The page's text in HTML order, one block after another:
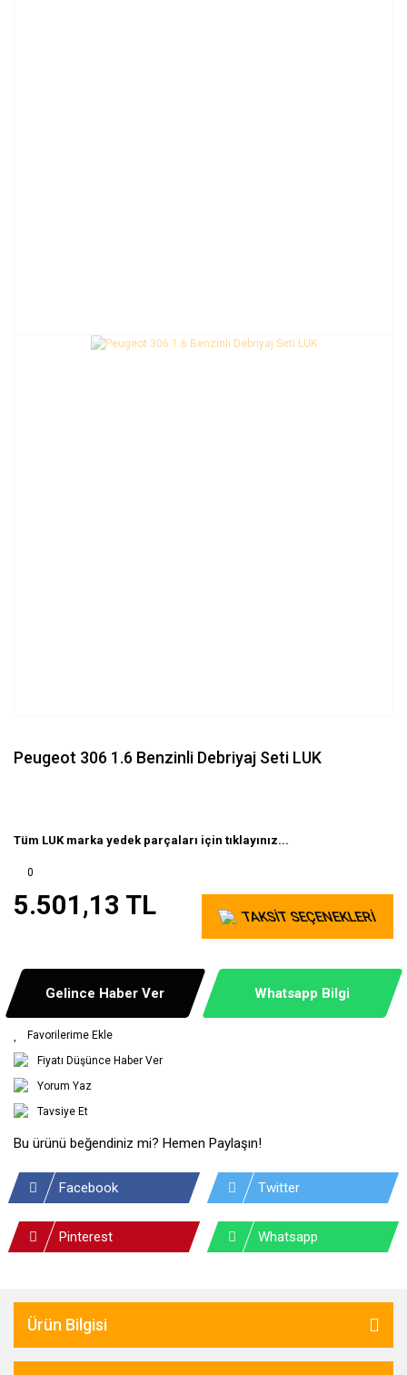
Peugeot 306 1.6 Benzinli Debriyaj Seti LUK
Tüm LUK marka yedek parçaları için tıklayınız...
0
5.501,13 TL TAKSİT SEÇENEKLERİ
Gelince Haber Ver Whatsapp Bilgi
Fiyatı Düşünce Haber Ver
Yorum Yaz
Tavsiye Et
Bu ürünü beğendiniz mi? Hemen Paylaşın!
Facebook Twitter
Pinterest Whatsapp
Ürün Bilgisi